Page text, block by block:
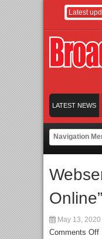
Latest
LATEST NEWS
Jakarta dengan
Gerbang Inovasi dan
Perpaduan Warisan
Jakarta dengan
May 13, 2020
Comments Off